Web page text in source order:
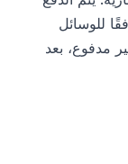
للوسائل
مدفوع، بعد